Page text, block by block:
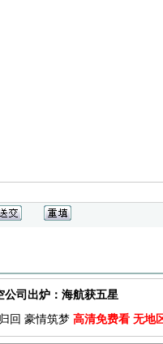
司出炉：海航获五星
回 豪情筑梦 高清免费看 无地